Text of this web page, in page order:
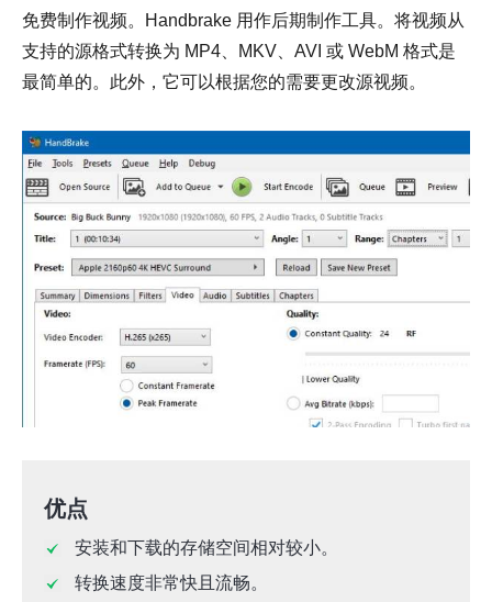
免费制作视频。Handbrake 用作后期制作工具。将视频从
支持的源格式转换为 MP4、MKV、AVI 或 WebM 格式是
最简单的。此外，它可以根据您的需要更改源视频。
优点
安装和下载的存储空间相对较小。
转换速度非常快且流畅。